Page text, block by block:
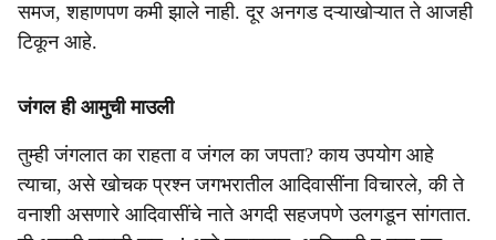
समज, शहाणपण कमी झाले नाही. दूर अनगड दऱ्याखोऱ्यात ते आजही
टिकून आहे.
जंगल ही आमुची माउली
तुम्ही जंगलात का राहता व जंगल का जपता? काय उपयोग आहे
त्याचा, असे खोचक प्रश्न जगभरातील आदिवासींना विचारले, की ते
वनाशी असणारे आदिवासींचे नाते अगदी सहजपणे उलगडून सांगतात.